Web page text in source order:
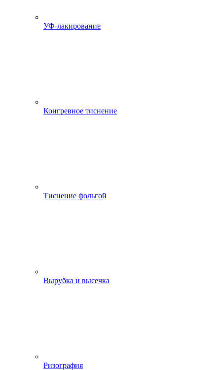
УФ-лакирование
Конгревное тиснение
Тиснение фольгой
Вырубка и высечка
Ризография